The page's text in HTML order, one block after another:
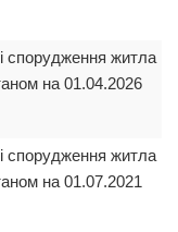
спорудження житла
на 01.04.2026
спорудження житла
на 01.07.2021